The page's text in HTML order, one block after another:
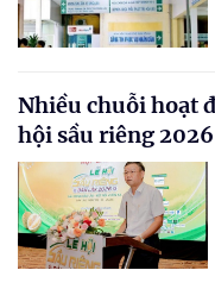
Nhiều chuỗi hoạt
hội sầu riêng 2026